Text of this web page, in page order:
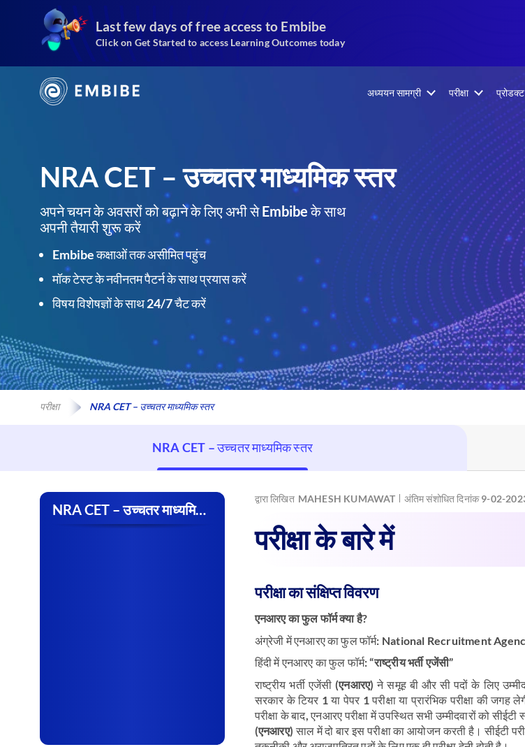
Last few days of free access to Embibe
Click on Get Started to access Learning Outcomes today
अध्ययन सामग्री परीक्षा प्रोडक्ट
NRA CET – उच्चतर माध्यमिक स्तर
अपने चयन के अवसरों को बढ़ाने के लिए अभी से Embibe के साथ
अपनी तैयारी शुरू करें
Embibe कक्षाओं तक असीमित पहुंच
मॉक टेस्ट के नवीनतम पैटर्न के साथ प्रयास करें
विषय विशेषज्ञों के साथ 24/7 चैट करें
परीक्षा NRA CET – उच्चतर माध्यमिक स्तर
NRA CET – उच्चतर माध्यमिक स्तर
NRA CET – उच्चतर माध्यमिक स्तर
द्वारा लिखित MAHESH KUMAWAT अंतिम संशोधित दिनांक 9-02-
परीक्षा के बारे में
परीक्षा का संक्षिप्त विवरण
एनआरए का फुल फॉर्म क्या है?
अंग्रेजी में एनआरए का फुल फॉर्म: National Recruitment
हिंदी में एनआरए का फुल फॉर्म: “राष्ट्रीय भर्ती एजेंसी”
राष्ट्रीय भर्ती एजेंसी (एनआरए) ने समूह बी और सी पदों के लिए
सरकार के टियर 1 या पेपर 1 परीक्षा या प्रारंभिक परीक्षा की
परीक्षा के बाद, एनआरए परीक्षा में उपस्थित सभी उम्मीदवारों को
(एनआरए) साल में दो बार इस परीक्षा का आयोजन करती है। सीईटी